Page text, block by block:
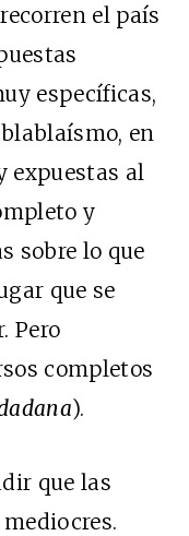
el país
específicas,
en
expuestas al
y
sobre lo que
que se
Pero
completos
).
que las